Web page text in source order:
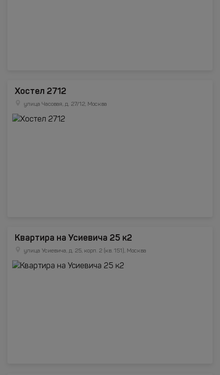
Хостел 2712
улица Часовая, д. 27/12, Москва
Квартира на Усиевича 25 к2
улица Усиевича, д. 25, корп. 2 (кв. 151), Москва